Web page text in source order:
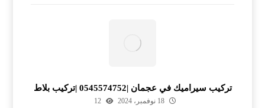
تركيب سيراميك في عجمان |0545574752 |تركيب بلاط
18 نوفمبر، 2024 12